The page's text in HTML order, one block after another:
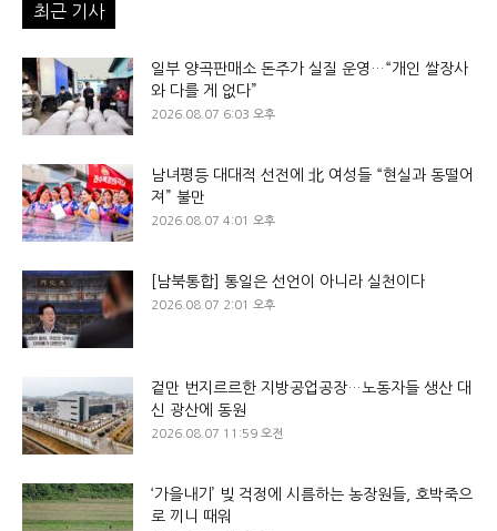
최근 기사
일부 양곡판매소 돈주가 실질 운영…“개인 쌀장사
와 다를 게 없다”
2026.08.07 6:03 오후
남녀평등 대대적 선전에 北 여성들 “현실과 동떨어
져” 불만
2026.08.07 4:01 오후
[남북통합] 통일은 선언이 아니라 실천이다
2026.08.07 2:01 오후
겉만 번지르르한 지방공업공장…노동자들 생산 대
신 광산에 동원
2026.08.07 11:59 오전
‘가을내기’ 빚 걱정에 시름하는 농장원들, 호박죽으
로 끼니 때워